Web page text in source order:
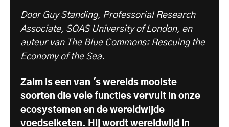
Door Guy Standing, Professorial Research
Associate, SOAS University of London, en
auteur van The Blue Commons: Rescuing the
Economy of the Sea.
Zalm is een van 's werelds mooiste
soorten die vele functies vervult in onze
ecosystemen en de wereldwijde
voedselketen. Hij wordt wereldwijd in